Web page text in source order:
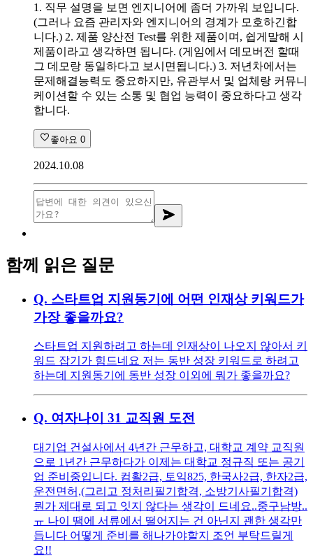
1. 직무 설명을 보면 엔지니어에 좀더 가까워 보입니다.
(그러나 요즘 관리자와 엔지니어의 경계가 모호하긴합
니다.) 2. 제품 양산전 Test를 위한 제품이며, 쉽게말해 시
제품이라고 생각하면 됩니다. (게임에서 데모버전 할때
그 데모랑 동일하다고 보시면됩니다.) 3. 저년차에서는
문제해결능력도 중요하지만, 유관부서 및 업체랑 커뮤니
케이션할 수 있는 소통 및 협업 능력이 중요하다고 생각
합니다.
좋아요 0
2024.10.08
함께 읽은 질문
Q. 스타트업 지원동기에 어떤 인재상 키워드가
가장 좋을까요?
스타트업 지원하려고 하는데 인재상이 나오지 않아서 키
워드 잡기가 힘드네요 저는 동반 성장 키워드로 하려고
하는데 지원동기에 동반 성장 이외에 뭐가 좋을까요?
Q. 여자나이 31 교직원 도전
대기업 건설사에서 4년간 근무하고, 대학교 계약 교직원
으로 1년간 근무하다가 이제는 대학교 정규직 또는 공기
업 준비중입니다. 컴활2급, 토익825, 한국사2급, 한자2급,
운전면허,(그리고 정처리필기합격, 소방기사필기합격)
뭔가 제대로 되고 잇지 않다는 생각이 드네요..중구남방..
ㅠ 나이 땜에 서류에서 떨어지는 건 아닌지 괜한 생각만
듭니다 어떻게 준비를 해나가야할지 조언 부탁드릴게
요!!